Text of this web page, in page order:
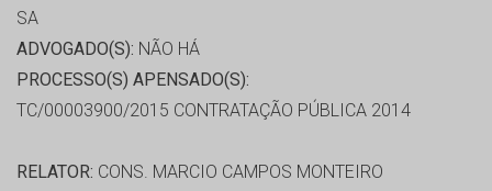
SA
ADVOGADO(S): NÃO HÁ
PROCESSO(S) APENSADO(S):
TC/00003900/2015 CONTRATAÇÃO PÚBLICA 2014
RELATOR: CONS. MARCIO CAMPOS MONTEIRO